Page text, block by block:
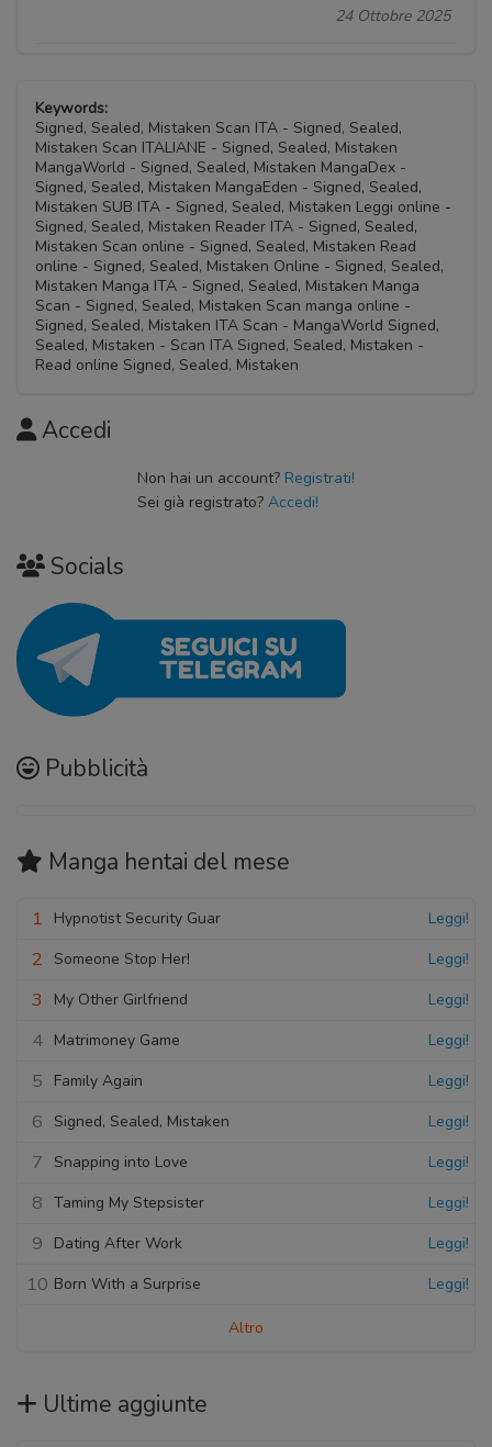
24 Ottobre 2025
Keywords:
Signed, Sealed, Mistaken Scan ITA - Signed, Sealed,
Mistaken Scan ITALIANE - Signed, Sealed, Mistaken
MangaWorld - Signed, Sealed, Mistaken MangaDex -
Signed, Sealed, Mistaken MangaEden - Signed, Sealed,
Mistaken SUB ITA - Signed, Sealed, Mistaken Leggi online -
Signed, Sealed, Mistaken Reader ITA - Signed, Sealed,
Mistaken Scan online - Signed, Sealed, Mistaken Read
online - Signed, Sealed, Mistaken Online - Signed, Sealed,
Mistaken Manga ITA - Signed, Sealed, Mistaken Manga
Scan - Signed, Sealed, Mistaken Scan manga online -
Signed, Sealed, Mistaken ITA Scan - MangaWorld Signed,
Sealed, Mistaken - Scan ITA Signed, Sealed, Mistaken -
Read online Signed, Sealed, Mistaken
Accedi
Non hai un account? Registrati!
Sei già registrato? Accedi!
Socials
Pubblicità
Manga hentai del mese
1 Hypnotist Security Guar Leggi!
2 Someone Stop Her! Leggi!
3 My Other Girlfriend Leggi!
4 Matrimoney Game Leggi!
5 Family Again Leggi!
6 Signed, Sealed, Mistaken Leggi!
7 Snapping into Love Leggi!
8 Taming My Stepsister Leggi!
9 Dating After Work Leggi!
10 Born With a Surprise Leggi!
Altro
Ultime aggiunte